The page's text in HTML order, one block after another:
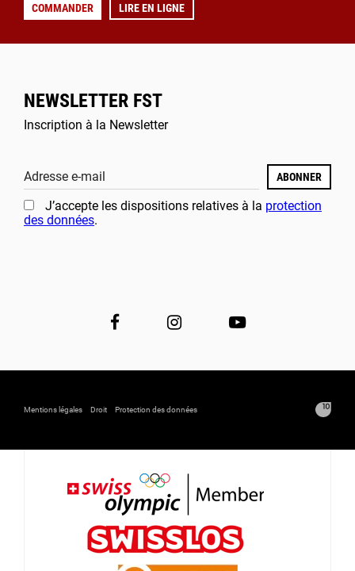
COMMANDER LIRE EN LIGNE
NEWSLETTER FST
Inscription à la Newsletter
Adresse e-mail ABONNER
J’accepte les dispositions relatives à la protection
des données.
Mentions légales Droit Protection des données